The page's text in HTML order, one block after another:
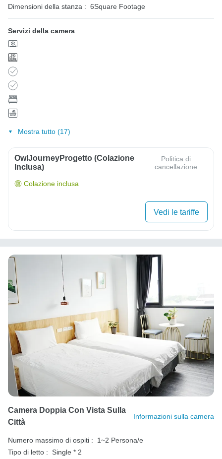
Dimensioni della stanza : 6Square Footage
Servizi della camera
Mostra tutto (17)
OwlJourneyProgetto (colazione
Inclusa)
Politica di
cancellazione
Colazione inclusa
Vedi le tariffe
Camera Doppia Con Vista Sulla
Città
Informazioni sulla camera
Numero massimo di ospiti :
1~2 Persona/e
Tipo di letto :
Single * 2